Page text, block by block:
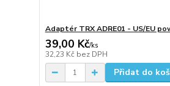
Adaptér TRX ADRE01 - US/EU
39,00 Kč/ks
32,23 Kč bez DPH
Přidat do